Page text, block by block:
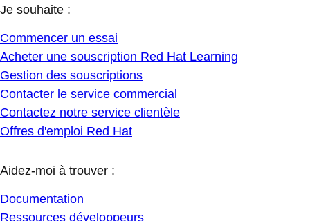
Je souhaite :
Commencer un essai
Acheter une souscription Red Hat Learning
Gestion des souscriptions
Contacter le service commercial
Contactez notre service clientèle
Offres d'emploi Red Hat
Aidez-moi à trouver :
Documentation
Ressources développeurs